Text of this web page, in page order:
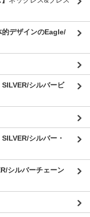
的デザインのEagle/
シルバービ
シルバー・
シルバーチェーン